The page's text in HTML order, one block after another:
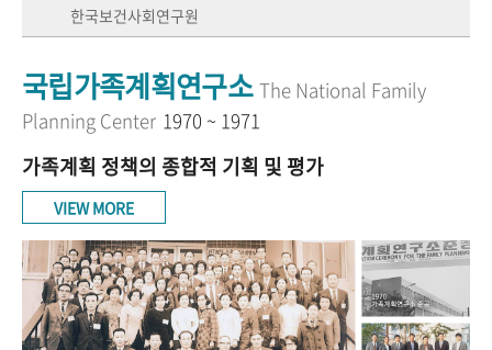
한국보건사회연구원
국립가족계획연구소 The National Family
Planning Center 1970 ~ 1971
가족계획 정책의 종합적 기획 및 평가
VIEW MORE